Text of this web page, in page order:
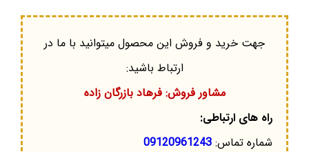
جهت خرید و فروش این محصول میتوانید با ما در
ارتباط باشید:
مشاور فروش: فرهاد بازرگان زاده
راه های ارتباطی:
شماره تماس: 09120961243